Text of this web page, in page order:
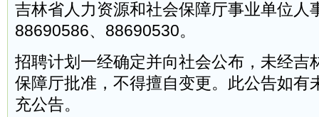
吉林省人力资源和社会保障厅事业单位人
88690586、88690530。
招聘计划一经确定并向社会公布，未经吉
保障厅批准，不得擅自变更。此公告如有
充公告。